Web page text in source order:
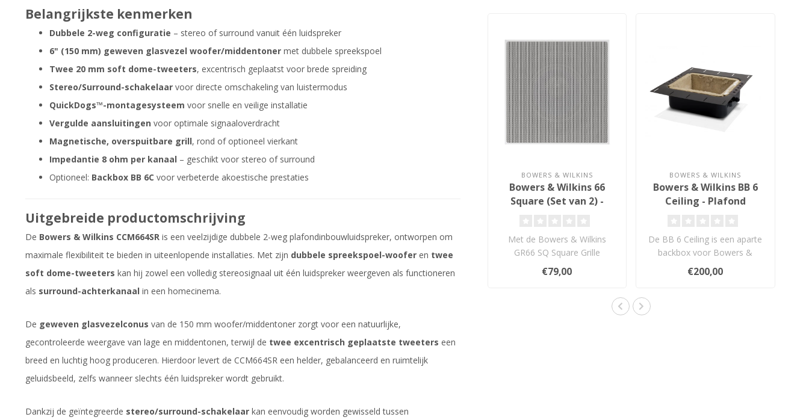
Belangrijkste kenmerken
Dubbele 2-weg configuratie – stereo of surround vanuit één luidspreker
6" (150 mm) geweven glasvezel woofer/middentoner met dubbele spreekspoel
Twee 20 mm soft dome-tweeters, excentrisch geplaatst voor brede spreiding
Stereo/Surround-schakelaar voor directe omschakeling van luistermodus
QuickDogs™-montagesysteem voor snelle en veilige installatie
Vergulde aansluitingen voor optimale signaaloverdracht
Magnetische, overspuitbare grill, rond of optioneel vierkant
Impedantie 8 ohm per kanaal – geschikt voor stereo of surround
Optioneel: Backbox BB 6C voor verbeterde akoestische prestaties
Uitgebreide productomschrijving
De Bowers & Wilkins CCM664SR is een veelzijdige dubbele 2-weg plafondinbouwluidspreker, ontworpen om
maximale flexibiliteit te bieden in uiteenlopende installaties. Met zijn dubbele spreekspoel-woofer en twee
soft dome-tweeters kan hij zowel een volledig stereosignaal uit één luidspreker weergeven als functioneren
als surround-achterkanaal in een homecinema.
De geweven glasvezelconus van de 150 mm woofer/middentoner zorgt voor een natuurlijke,
gecontroleerde weergave van lage en middentonen, terwijl de twee excentrisch geplaatste tweeters een
breed en luchtig hoog produceren. Hierdoor levert de CCM664SR een helder, gebalanceerd en ruimtelijk
geluidsbeeld, zelfs wanneer slechts één luidspreker wordt gebruikt.
Dankzij de geïntegreerde stereo/surround-schakelaar kan eenvoudig worden gewisseld tussen
BOWERS & WILKINS
Bowers & Wilkins 66
Square (Set van 2) -
Met de Bowers & Wilkins
GR66 SQ Square Grille
Assembly maak je ronde
inbouwluids..
€79,00
BOWERS & WILKINS
Bowers & Wilkins BB 6
Ceiling - Plafond
De BB 6 Ceiling is een aparte
backbox voor Bowers &
Wilkins CCM36x-, CCM38x-,
CC..
€200,00